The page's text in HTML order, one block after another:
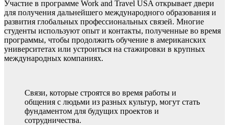
Участие в программе Work and Travel USA открывает двери
для получения дальнейшего международного образования и
развития глобальных профессиональных связей. Многие
студенты используют опыт и контакты, полученные во время
программы, чтобы продолжить обучение в американских
университетах или устроиться на стажировки в крупных
международных компаниях.
Связи, которые строятся во время работы и
общения с людьми из разных культур, могут стать
фундаментом для будущих проектов и
сотрудничества.